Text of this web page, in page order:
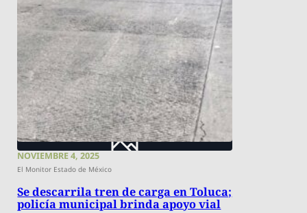
NOVIEMBRE 4, 2025
El Monitor Estado de México
Se descarrila tren de carga en Toluca;
policía municipal brinda apoyo vial